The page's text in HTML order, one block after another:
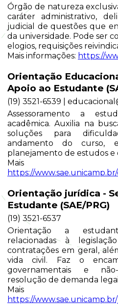
Órgão de natureza
caráter administrativo,
judicial de questões que
da universidade. Pode ser
elogios, requisições
Mais informações: https://
Orientação
Apoio ao Estudante
(19) 3521-6539 |
Assessoramento a
acadêmica. Auxilia na
soluções para
andamento do curso,
planejamento de estudos e
Mais
https://
Orientação jurídica -
Estudante (SAE/PRG)
(19) 3521-6537
Orientação a
relacionadas à
contratações em geral,
vida civil. Faz o
governamentais e não-
resolução de demanda
Mais
https://